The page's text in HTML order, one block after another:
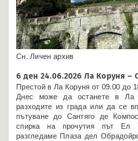
Сн. Личен архив
6 ден 24.06.2026 Ла Коруня –
Престой в Ла Коруня от 09.00 до
Днес може да останете в
разходите из града или да се
пътуване до Сантяго де
спирка на прочутия път
разгледаме Плаза дел